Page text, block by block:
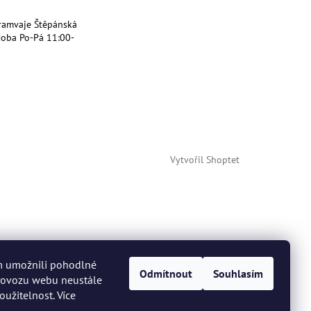
umožnili pohodlné
webu neustále
Více
Odmítnout Souhlasím
Štěpánská
Po-Pá 11:00-
Vytvořil Shoptet